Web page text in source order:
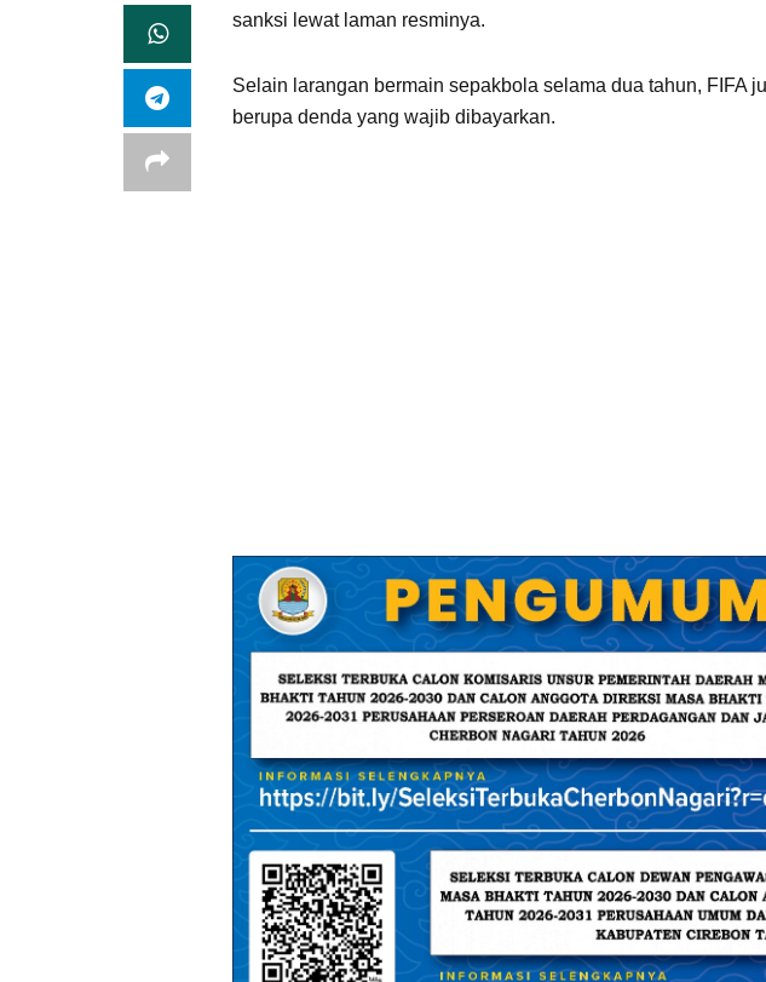
sanksi lewat laman resminya.
Selain larangan bermain sepakbola selama dua tahun, FIFA
berupa denda yang wajib dibayarkan.